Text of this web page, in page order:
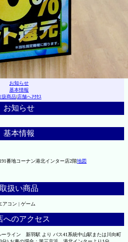
お知らせ
基本情報
扱商品|店舗へｱｸｾｽ
お知らせ
基本情報
番地コーナン港北インター店2階地図
取扱い商品
アコン | ゲーム
へのアクセス
ーライン 新羽駅 より バス41系統中山駅または川向町